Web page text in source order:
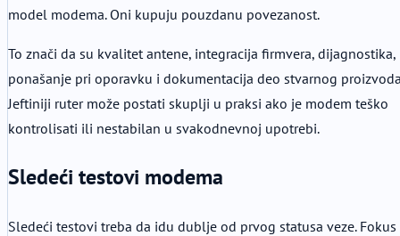
model modema. Oni kupuju pouzdanu povezanost.
To znači da su kvalitet antene, integracija firmvera, dijagnostika,
ponašanje pri oporavku i dokumentacija deo stvarnog
Jeftiniji ruter može postati skuplji u praksi ako je modem teško
kontrolisati ili nestabilan u svakodnevnoj upotrebi.
Sledeći testovi modema
Sledeći testovi treba da idu dublje od prvog statusa veze. Fokus